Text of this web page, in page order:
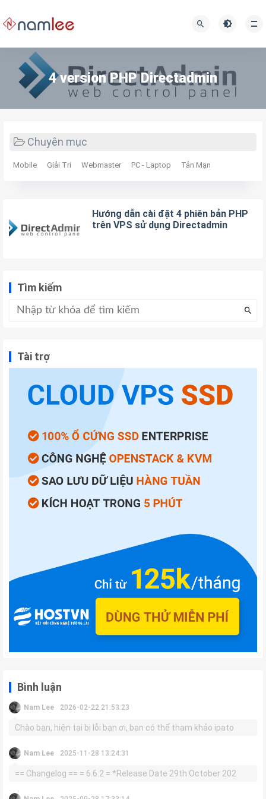
4 version PHP Directadmin
Chuyên mục
Mobile Giải Trí Webmaster PC - Laptop Tản Mạn
Hướng dẫn cài đặt 4 phiên bản PHP
trên VPS sử dụng Directadmin
Tìm kiếm
Tài trợ
Bình luận
Nam Lee 2026-02-22 21:53:23
Chào bạn, hiện tại bị lỗi bạn ơi, bạn có thể tham khảo ipato
Nam Lee 2025-11-28 13:24:31
== Changelog == = 6.6.2 = *Release Date 29th October 202